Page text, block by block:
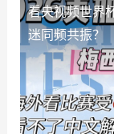
看央视频世界
迷同频共振？